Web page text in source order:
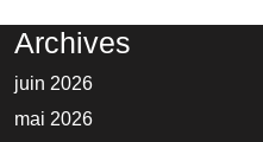
Archives
juin 2026
mai 2026